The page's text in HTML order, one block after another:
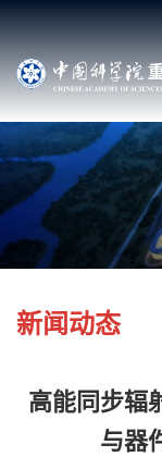
新闻动态
高能同步辐
与器